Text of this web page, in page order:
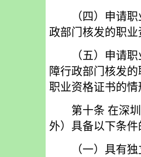
（四）申请职
政部门核发的职
（五）申请职
障行政部门核发
职业资格证书的情
第十条 在深圳
外）具备以下条
（一）具有独